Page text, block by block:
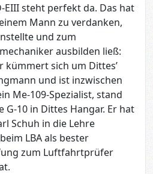
EIII steht perfekt da. Das hat
Mann zu verdanken,
und zum
ausbilden ließ:
kümmert sich um Dittes’
und ist inzwischen
Me-109-Spezialist, stand
G-10 in Dittes Hangar. Er hat
Schuh in die Lehre
LBA als bester
zum Luftfahrtprüfer